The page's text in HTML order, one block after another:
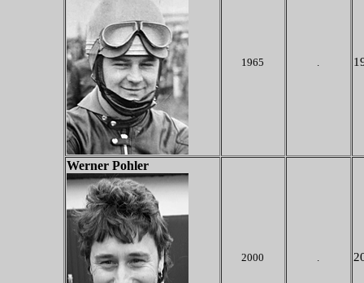
1965 .
Werner Pohler
2000 .